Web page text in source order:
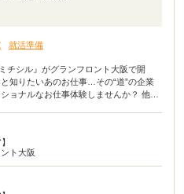
就活準備
チシル』がグランフロント大阪で開
知りたいあのお仕事…その“道”の企業
ナルなお仕事体験しませんか？ 他に
ト大阪